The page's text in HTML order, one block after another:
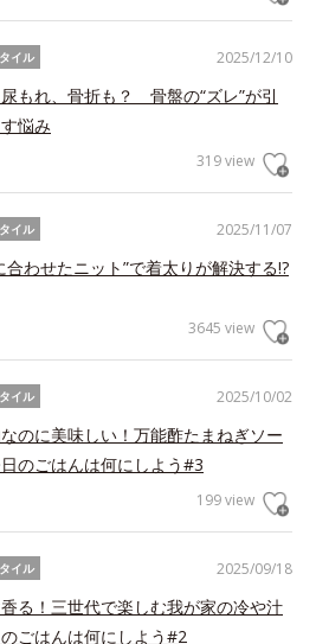
2025/12/10
イル
もれ、骨折も？ 骨盤の“ズレ”が引
悩み
319 view
2025/11/07
イル
合わせたニット”で着太りが解決する!?
3645 view
2025/10/02
イル
のに美味しい！万能酢たまねぎソー
のごはんは何にしよう#3
199 view
2025/09/18
イル
る！三世代で楽しむ我が家の冷や汁
のごはんは何にしよう#2